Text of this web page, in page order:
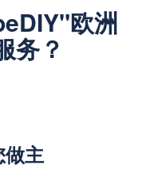
欧洲
务？
做主